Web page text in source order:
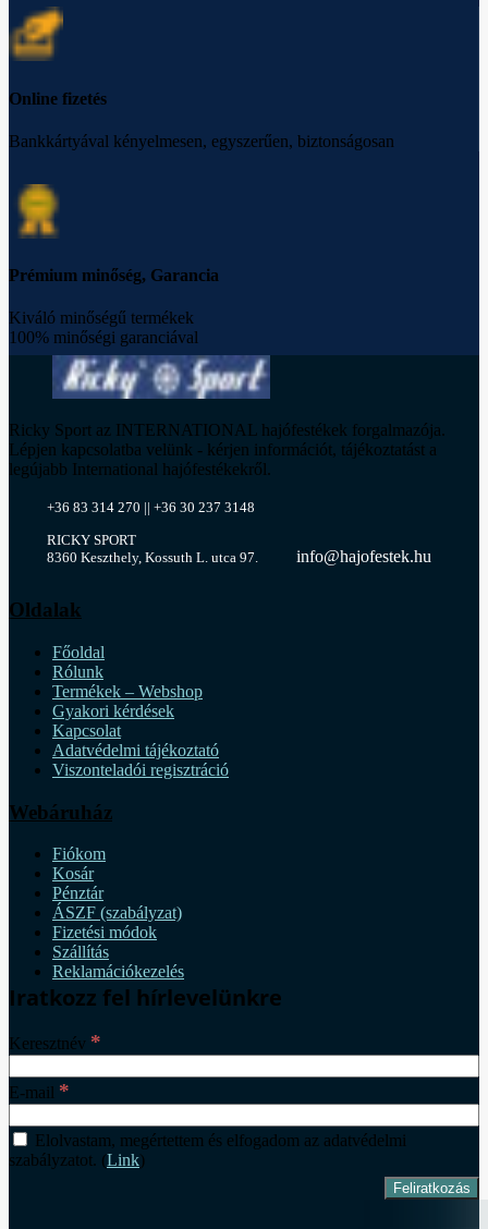
Online fizetés
Bankkártyával kényelmesen, egyszerűen, biztonságosan
Prémium minőség, Garancia
Kiváló minőségű termékek
100% minőségi garanciával
Ricky Sport az INTERNATIONAL hajófestékek forgalmazója.
Lépjen kapcsolatba velünk - kérjen információt, tájékoztatást a
legújabb International hajófestékekről.
+36 83 314 270 || +36 30 237 3148
RICKY SPORT
8360 Keszthely, Kossuth L. utca 97.
info@hajofestek.hu
Oldalak
Főoldal
Rólunk
Termékek – Webshop
Gyakori kérdések
Kapcsolat
Adatvédelmi tájékoztató
Viszonteladói regisztráció
Webáruház
Fiókom
Kosár
Pénztár
ÁSZF (szabályzat)
Fizetési módok
Szállítás
Reklamációkezelés
Iratkozz fel hírlevelünkre
Keresztnév *
E-mail *
Elolvastam, megértettem és elfogadom az adatvédelmi
szabályzatot. (Link)